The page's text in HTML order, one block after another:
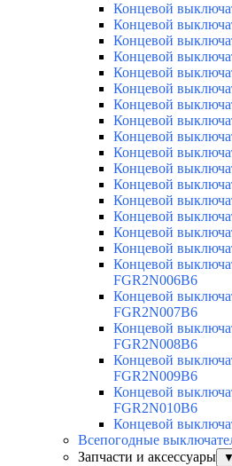
Концевой
Концевой
Концевой
Концевой
Концевой
Концевой
Концевой
Концевой
Концевой
Концевой
Концевой
Концевой
Концевой
Концевой
Концевой
Концевой
Концевой
FGR2N006B6
Концевой
FGR2N007B6
Концевой
FGR2N008B6
Концевой
FGR2N009B6
Концевой
FGR2N010B6
Концевой
Всепогодные
Запчасти и аксессуары
▼